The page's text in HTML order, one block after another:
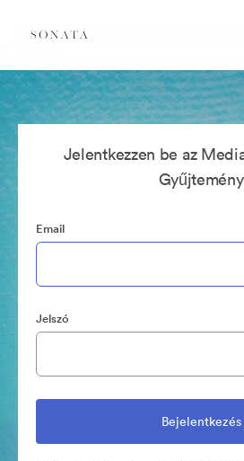
Jelentkezzen be az
Gyűjtemény
Email
Jelszó